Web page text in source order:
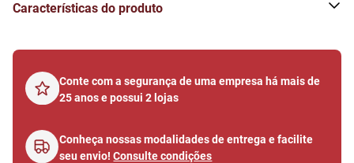
Características do produto
Conte com a segurança de uma empresa há mais de
25 anos e possui 2 lojas
Conheça nossas modalidades de entrega e facilite
seu envio!Consulte condições